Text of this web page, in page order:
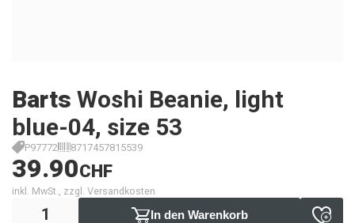
Barts Woshi Beanie, light
blue-04, size 53
P97772 8717457815539
39.90CHF
inkl. MwSt., zzgl. Versandkosten
In den Warenkorb